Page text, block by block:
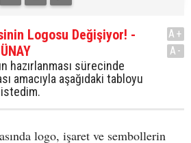
Logosu Değişiyor! -
hazırlanması sürecinde
amacıyla aşağıdaki tabloyu
A+
A-
logo, işaret ve sembollerin